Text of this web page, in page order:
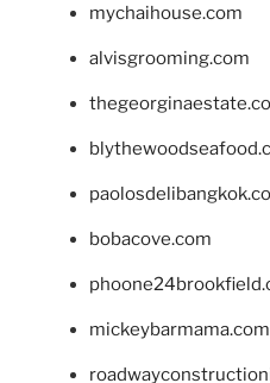
mychaihouse.com
alvisgrooming.com
bobacove.com
mickeybarmama.com